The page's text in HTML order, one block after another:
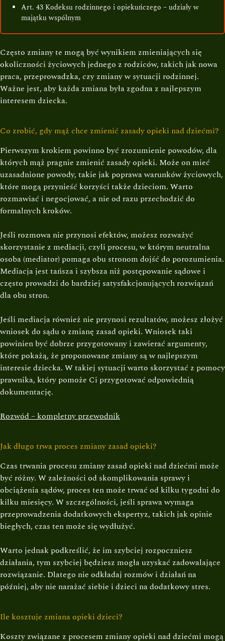
Art. 43 Kodeksu rodzinnego i opiekuńczego – udziały w
majątku wspólnym
Często zmiany te mogą być wynikiem zmieniających się
okoliczności życiowych jednego z rodziców, takich jak nowa
praca, przeprowadzka, czy zmiany w sytuacji rodzinnej.
Ważne jest, aby każda zmiana była zgodna z najlepszym
interesem dziecka.
Co zrobić, gdy mąż chce zmienić zasady opieki nad dziećmi?
Pierwszym krokiem powinno być zrozumienie powodów, dla
których mąż pragnie zmienić zasady opieki. Może on mieć
uzasadnione powody, takie jak poprawa warunków życiowych,
które mogą przynieść korzyści także dzieciom. Warto
rozmawiać i negocjować, a nie od razu przechodzić do
formalnych kroków.
Jeśli rozmowa nie przynosi efektów, możesz rozważyć
skorzystanie z mediacji, czyli procesu, w którym neutralna
osoba (mediator) pomaga obu stronom dojść do porozumienia.
Mediacja jest tańsza i szybsza niż postępowanie sądowe i
często prowadzi do bardziej satysfakcjonujących rozwiązań
dla obu stron.
Jeśli mediacja również nie przynosi rezultatów, możesz złożyć
wniosek do sądu o zmianę zasad opieki. Wniosek taki
powinien być dobrze przygotowany i zawierać argumenty,
które pokażą, że proponowane zmiany są w najlepszym
interesie dziecka. W takiej sytuacji warto skorzystać z pomocy
prawnika, który pomoże Ci przygotować odpowiednią
dokumentację.
Rozwód – kompletny przewodnik
Jak długo trwa proces zmiany zasad opieki?
Czas trwania procesu zmiany zasad opieki nad dziećmi może
być różny. W zależności od skomplikowania sprawy i
obciążenia sądów, proces ten może trwać od kilku tygodni do
kilku miesięcy. W szczególności, jeśli sprawa wymaga
przeprowadzenia dodatkowych ekspertyz, takich jak opinie
biegłych, czas ten może się wydłużyć.
Warto jednak podkreślić, że im szybciej rozpoczniesz
działania, tym szybciej będziesz mogła uzyskać zadowalające
rozwiązanie. Dlatego nie odkładaj rozmów i działań na
później, aby nie narażać siebie i dzieci na dodatkowy stres.
Ile kosztuje zmiana opieki dzieci?
Koszty związane z procesem zmiany opieki nad dziećmi mogą